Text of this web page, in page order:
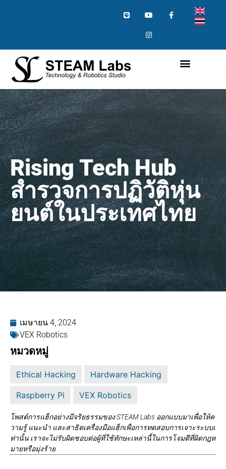
Rising Tech Hub
สำรวจการปฏิวัติหุ่น
ยนต์ในประเทศไทย
เมษายน 4, 2024
VEX Robotics
หมวดหมู่
Ethical Hacking Hardware Hacking
Raspberry Pi VEX Robotics
โพสต์การแฮ็กอย่างมีจริยธรรมของ STEAM Labs ออกแบบมาเพื่อให้ค
วามรู้ แนะนำ และสาธิตเครื่องมือแฮ็กเพื่อการทดสอบการเจาะระบบเ
ท่านั้น เราจะไม่รับผิดชอบต่อผู้ที่ใช้ทักษะเหล่านี้ในการโจมตีที่ผิดกฎห
มายหรือมุ่งร้าย